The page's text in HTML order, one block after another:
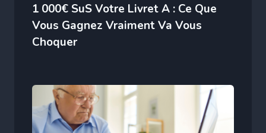
1 000€ SuS Votre Livret A : Ce Que
Vous Gagnez Vraiment Va Vous
Choquer